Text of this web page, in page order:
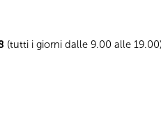
(tutti i giorni dalle 9.00 alle 19.00)